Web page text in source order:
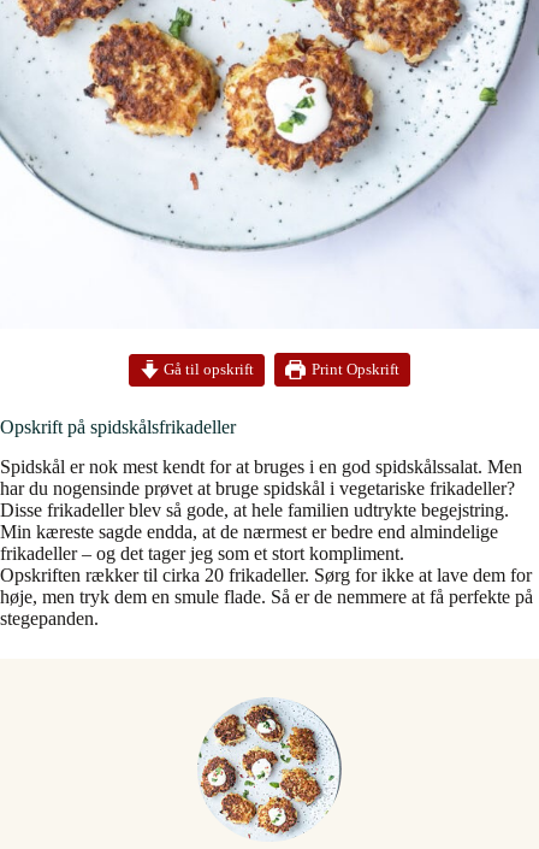
Gå til opskrift Print Opskrift
Opskrift på spidskålsfrikadeller
Spidskål er nok mest kendt for at bruges i en god spidskålssalat. Men
har du nogensinde prøvet at bruge spidskål i vegetariske frikadeller?
Disse frikadeller blev så gode, at hele familien udtrykte begejstring.
Min kæreste sagde endda, at de nærmest er bedre end almindelige
frikadeller – og det tager jeg som et stort kompliment.
Opskriften rækker til cirka 20 frikadeller. Sørg for ikke at lave dem for
høje, men tryk dem en smule flade. Så er de nemmere at få perfekte på
stegepanden.